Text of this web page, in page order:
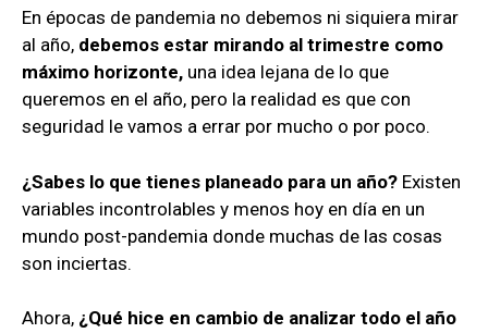
En épocas de pandemia no debemos ni siquiera mirar
al año, debemos estar mirando al trimestre como
máximo horizonte, una idea lejana de lo que
queremos en el año, pero la realidad es que con
seguridad le vamos a errar por mucho o por poco.
¿Sabes lo que tienes planeado para un año? Existen
variables incontrolables y menos hoy en día en un
mundo post-pandemia donde muchas de las cosas
son inciertas.
Ahora, ¿Qué hice en cambio de analizar todo el año